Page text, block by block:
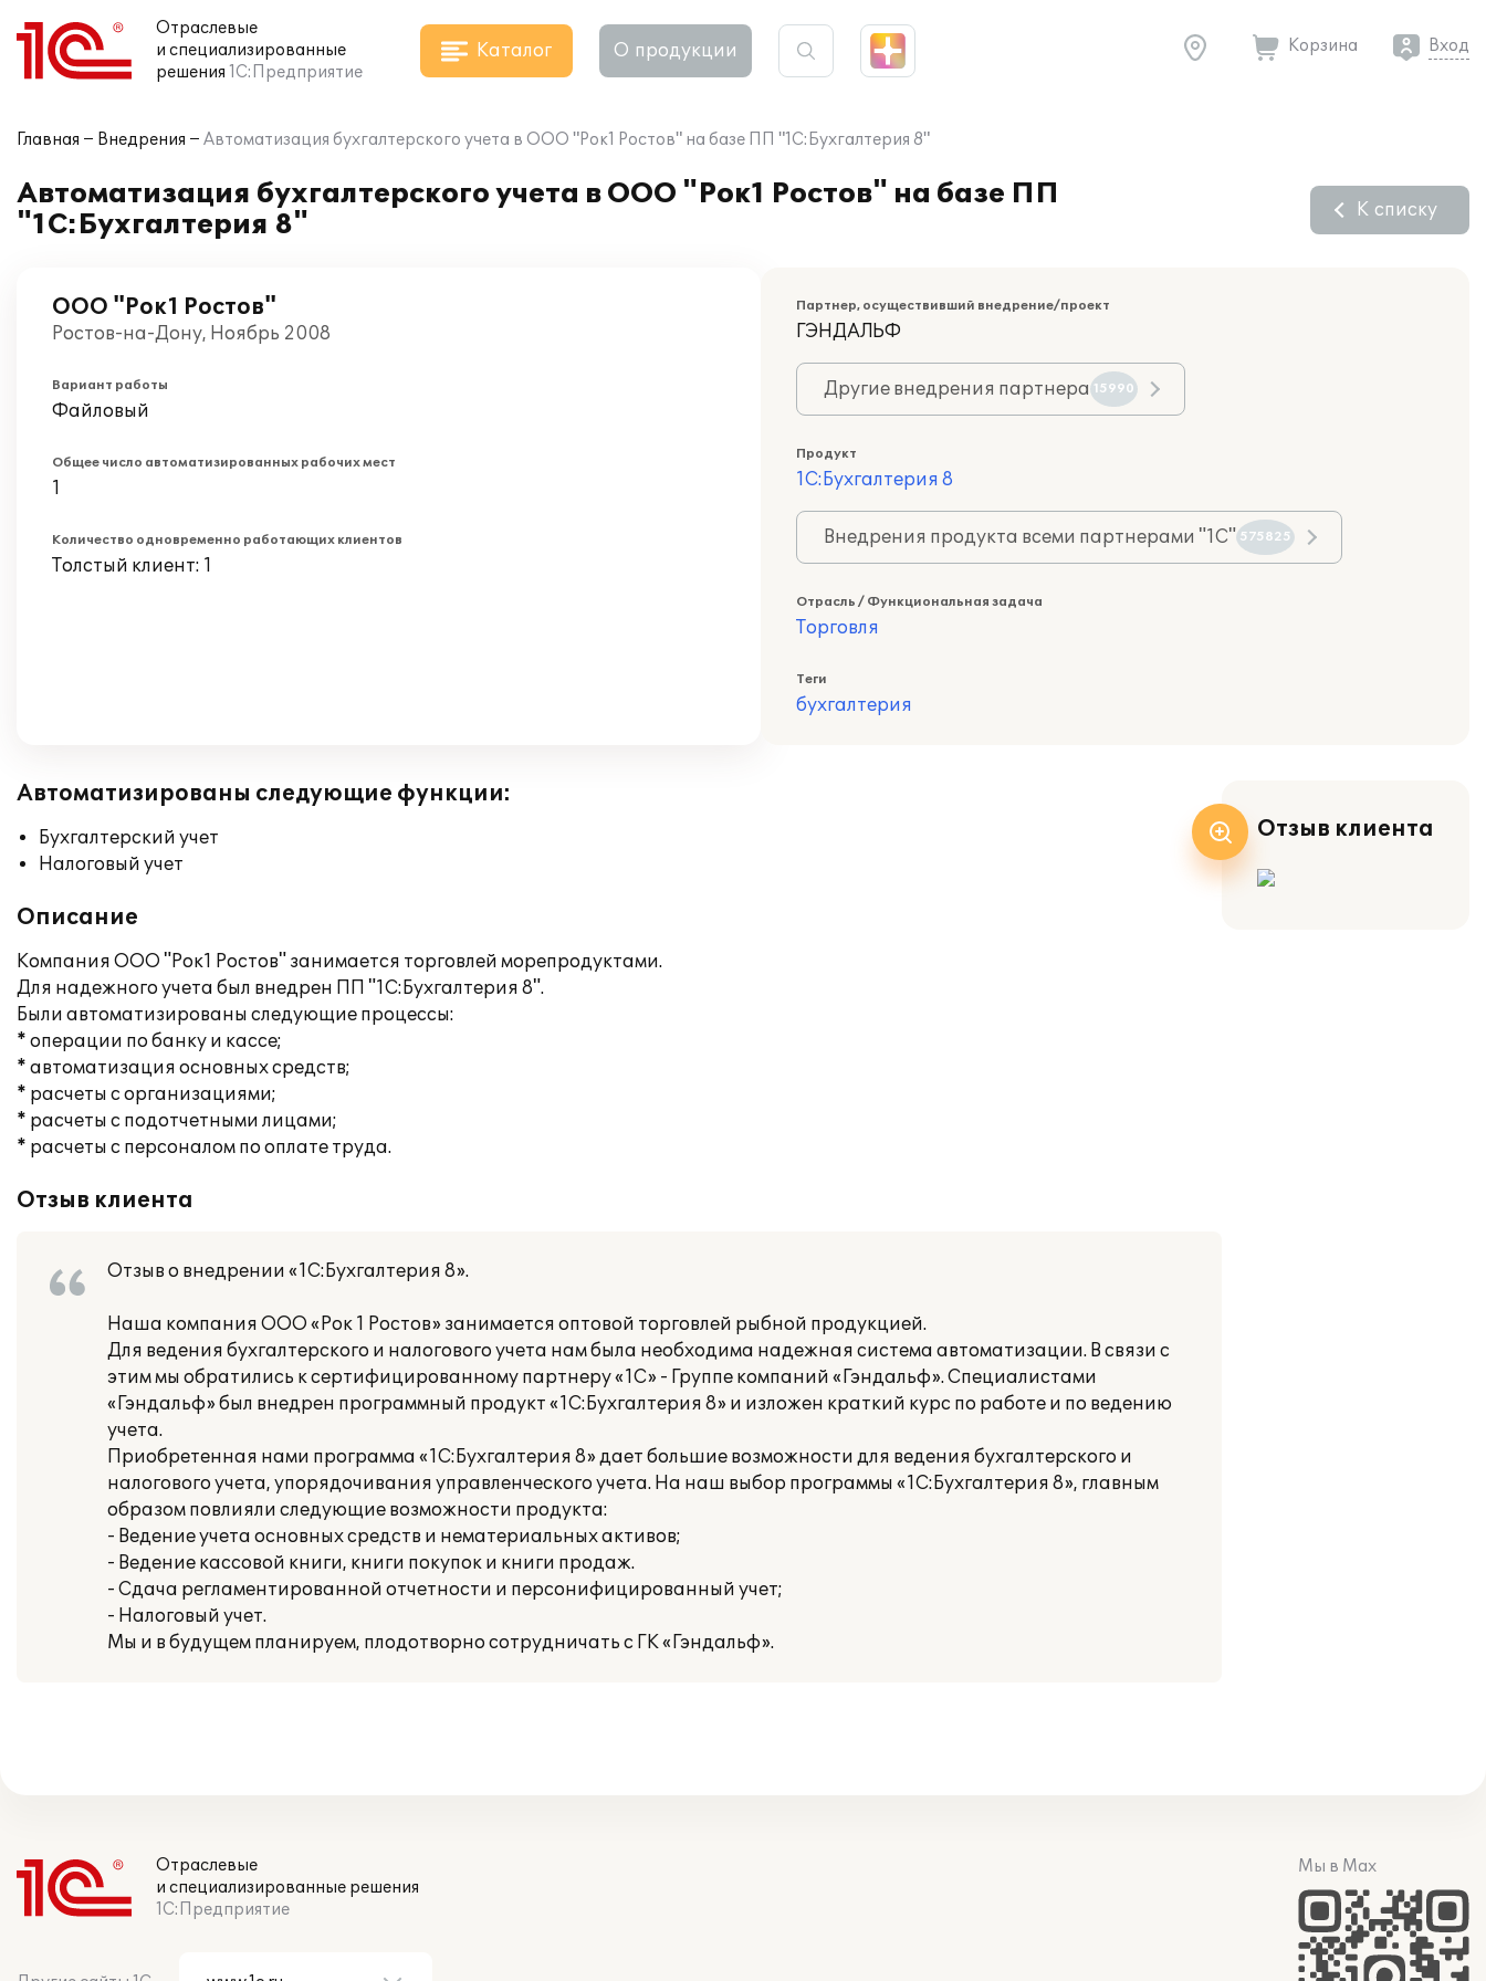
Отраслевые
и специализированные
решения 1С:Предприятие
Каталог О продукции Корзина Вход
Главная Внедрения Автоматизация бухгалтерского учета в ООО "Рок1 Ростов" на базе ПП "1С:Бухгалтерия 8"
Автоматизация бухгалтерского учета в ООО "Рок1 Ростов" на базе ПП
"1С:Бухгалтерия 8"
К списку
ООО "Рок1 Ростов"
Ростов-на-Дону, Ноябрь 2008
Вариант работы
Файловый
Общее число автоматизированных рабочих мест
1
Количество одновременно работающих клиентов
Толстый клиент: 1
Партнер, осуществивший внедрение/проект
ГЭНДАЛЬФ
Другие внедрения партнера 15990
Продукт
1С:Бухгалтерия 8
Внедрения продукта всеми партнерами "1С" 575825
Отрасль / Функциональная задача
Торговля
Теги
бухгалтерия
Автоматизированы следующие функции:
Бухгалтерский учет
Налоговый учет
Описание
Компания ООО "Рок1 Ростов" занимается торговлей морепродуктами.
Для надежного учета был внедрен ПП "1С:Бухгалтерия 8".
Были автоматизированы следующие процессы:
* операции по банку и кассе;
* автоматизация основных средств;
* расчеты с организациями;
* расчеты с подотчетными лицами;
* расчеты с персоналом по оплате труда.
Отзыв клиента
Отзыв о внедрении «1С:Бухгалтерия 8».
Наша компания ООО «Рок 1 Ростов» занимается оптовой торговлей рыбной продукцией.
Для ведения бухгалтерского и налогового учета нам была необходима надежная система автоматизации. В связи с
этим мы обратились к сертифицированному партнеру «1С» - Группе компаний «Гэндальф». Специалистами
«Гэндальф» был внедрен программный продукт «1С:Бухгалтерия 8» и изложен краткий курс по работе и по ведению
учета.
Приобретенная нами программа «1С:Бухгалтерия 8» дает большие возможности для ведения бухгалтерского и
налогового учета, упорядочивания управленческого учета. На наш выбор программы «1С:Бухгалтерия 8», главным
образом повлияли следующие возможности продукта:
- Ведение учета основных средств и нематериальных активов;
- Ведение кассовой книги, книги покупок и книги продаж.
- Сдача регламентированной отчетности и персонифицированный учет;
- Налоговый учет.
Мы и в будущем планируем, плодотворно сотрудничать с ГК «Гэндальф».
Отзыв клиента
Отраслевые
и специализированные решения
1С:Предприятие
Мы в Max